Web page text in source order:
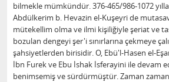
bilmekle mümkündür. 376-465/986-1072
Abdülkerim b. Hevazin el-Kuşeyri de
mütekellim olma ve ilmi kişiliğiyle şeriat ve
bozulan dengeyi şer'i sınırlarına çekmeye
şahsiyetlerden birisidir. O, Ebü'l-Hasen el-
İbn Furek ve Ebu İshak İsferayini ile devam
benimsemiş ve sürdürmüştür. Zaman